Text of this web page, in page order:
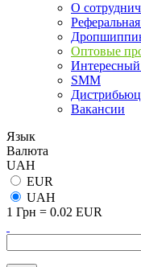
О
Оптовые
Интересный
SMM
Вакансии
Язык
Валюта
UAH
EUR
UAH
1 Грн = 0.02 EUR